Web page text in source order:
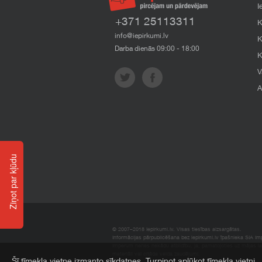
+371 25113311
info@iepirkumi.lv
Darba dienās 09:00 - 18:00
© 2007–2018 Iepirkumi.lv. Visas tiesības aizsargātas.
Informācijas pārpublicēšana bez iepirkumi.lv īpašnieka SIA
Ziņot par kļūdu